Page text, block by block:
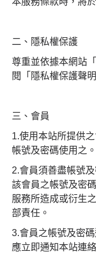
二、隱私權保護
尊重並依據本網站
閱「隱私權保護聲
三、會員
1.使用本站所提供
帳號及密碼使用之。
2.會員須善盡帳號
該會員之帳號及密
服務所造成或衍生
部責任。
3.會員之帳號及密
應立即通知本站連